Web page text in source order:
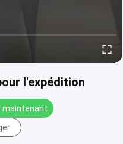
l'expédition
maintenant